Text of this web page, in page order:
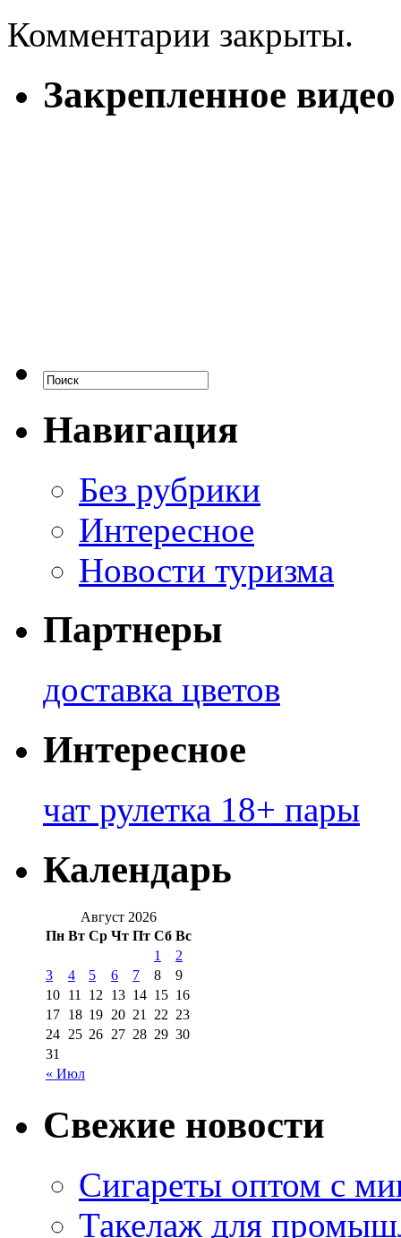
Комментарии закрыты.
Закрепленное видео
Навигация
Без рубрики
Интересное
Новости туризма
Партнеры
доставка цветов
Интересное
чат рулетка 18+ пары
Календарь
Август 2026
Пн Вт Ср Чт Пт Сб Вс
« Июл
1
2
3
4 5 6 7 8
9
10 11 12 13 14 15 16
17 18 19 20 21 22 23
24 25 26 27 28 29 30
31
Свежие новости
Сигареты оптом с
Такелаж для